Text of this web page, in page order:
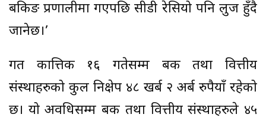
बैंकिङ प्रणालीमा गएपछि सीडी रेसियो पनि लुज हुँदै
जानेछ।’
गत कात्तिक १६ गतेसम्म बैंक तथा वित्तीय
संस्थाहरुको कुल निक्षेप ४८ खर्ब २ अर्ब रुपैयाँ रहेको
छ। यो अवधिसम्म बैंक तथा वित्तीय संस्थाहरुले ४५